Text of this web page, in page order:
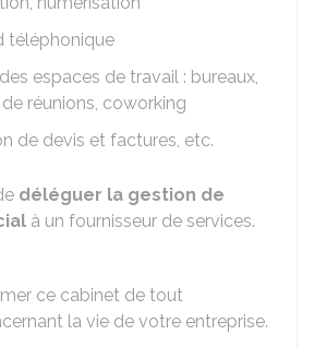
téléphonique
espaces de travail : bureaux,
réunions, coworking
de devis et factures, etc.
déléguer la gestion de
à un fournisseur de services.
ce cabinet de tout
la vie de votre entreprise.